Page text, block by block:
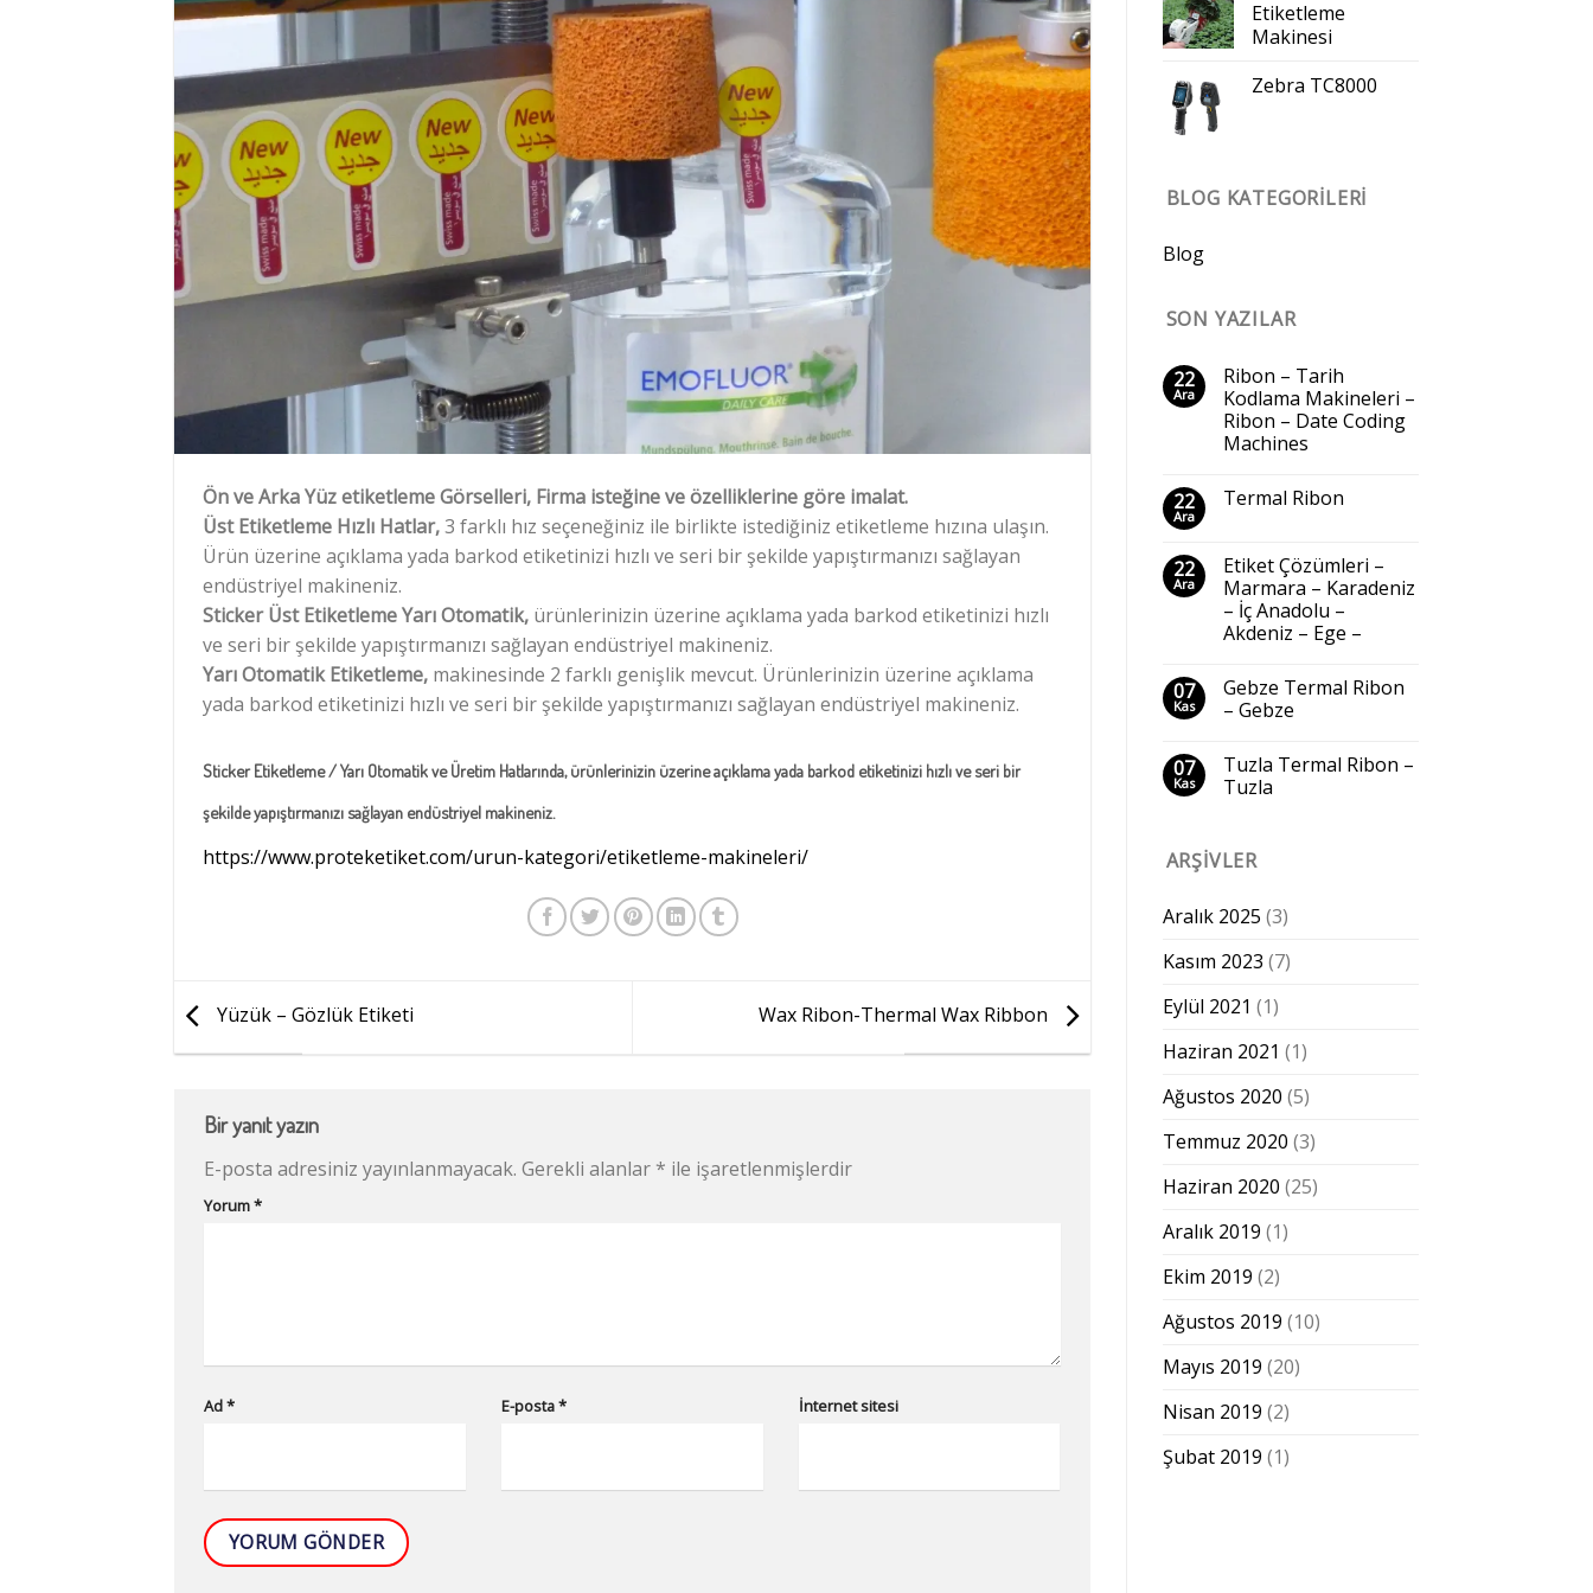
Ön ve Arka Yüz etiketleme Görselleri, Firma isteğine ve özelliklerine göre imalat.
Üst Etiketleme Hızlı Hatlar,3 farklı hız seçeneğiniz ile birlikte istediğiniz etiketleme hızına ulaşın.
Ürün üzerine açıklama yada barkod etiketinizi hızlı ve seri bir şekilde yapıştırmanızı sağlayan
endüstriyel makineniz.
Sticker Üst Etiketleme Yarı Otomatik, ürünlerinizin üzerine açıklama yada barkod etiketinizi hızlı
ve seri bir şekilde yapıştırmanızı sağlayan endüstriyel makineniz.
Yarı Otomatik Etiketleme, makinesinde 2 farklı genişlik mevcut. Ürünlerinizin üzerine açıklama
yada barkod etiketinizi hızlı ve seri bir şekilde yapıştırmanızı sağlayan endüstriyel makineniz.
Sticker Etiketleme / Yarı Otomatik ve Üretim Hatlarında, ürünlerinizin üzerine açıklama yada barkod etiketinizi hızlı ve seri bir
şekilde yapıştırmanızı sağlayan endüstriyel makineniz.
https://www.proteketiket.com/urun-kategori/etiketleme-makineleri/
Yüzük – Gözlük Etiketi Wax Ribon-Thermal Wax Ribbon
Bir yanıt yazın
E-posta adresiniz yayınlanmayacak. Gerekli alanlar * ile işaretlenmişlerdir
Yorum*
Ad* E-posta* İnternet sitesi
Etiketleme
Makinesi
Zebra TC8000
BLOG KATEGORILERI
Blog
SON YAZILAR
22
Ara
Ribon – Tarih
Kodlama Makineleri –
Ribon – Date Coding
Machines
22
Ara
Termal Ribon
22
Ara
Etiket Çözümleri –
Marmara – Karadeniz
– İç Anadolu –
Akdeniz – Ege –
07
Kas
Gebze Termal Ribon
– Gebze
07
Kas
Tuzla Termal Ribon –
Tuzla
ARŞIVLER
Aralık 2025 (3)
Kasım 2023 (7)
Eylül 2021 (1)
Haziran 2021 (1)
Ağustos 2020 (5)
Temmuz 2020 (3)
Haziran 2020 (25)
Aralık 2019 (1)
Ekim 2019 (2)
Ağustos 2019 (10)
Mayıs 2019 (20)
Nisan 2019 (2)
Şubat 2019 (1)